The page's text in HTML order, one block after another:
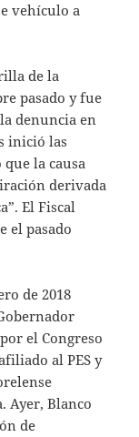
vehículo a
de la
pasado y fue
denuncia en
inició las
la causa
derivada
El Fiscal
el pasado
de 2018
el Congreso
al PES y
Ayer, Blanco
de